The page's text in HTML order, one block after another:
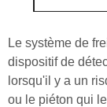
Le système de
dispositif de
lorsqu'il y a un
ou le piéton qui